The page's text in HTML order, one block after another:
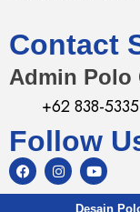
Contact
Admin Polo
+62 838-
Follow
Desain